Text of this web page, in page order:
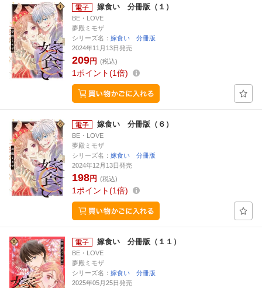
嫁食い 分冊版（１）
BE・LOVE
夢殿ミモザ
シリーズ名： 嫁食い 分冊版
2024年11月13日発売
209円 (税込)
1 ポイント 1倍
嫁食い 分冊版（６）
BE・LOVE
夢殿ミモザ
シリーズ名： 嫁食い 分冊版
2024年12月13日発売
198円 (税込)
1 ポイント 1倍
嫁食い 分冊版（１１）
BE・LOVE
夢殿ミモザ
シリーズ名： 嫁食い 分冊版
2025年05月25日発売